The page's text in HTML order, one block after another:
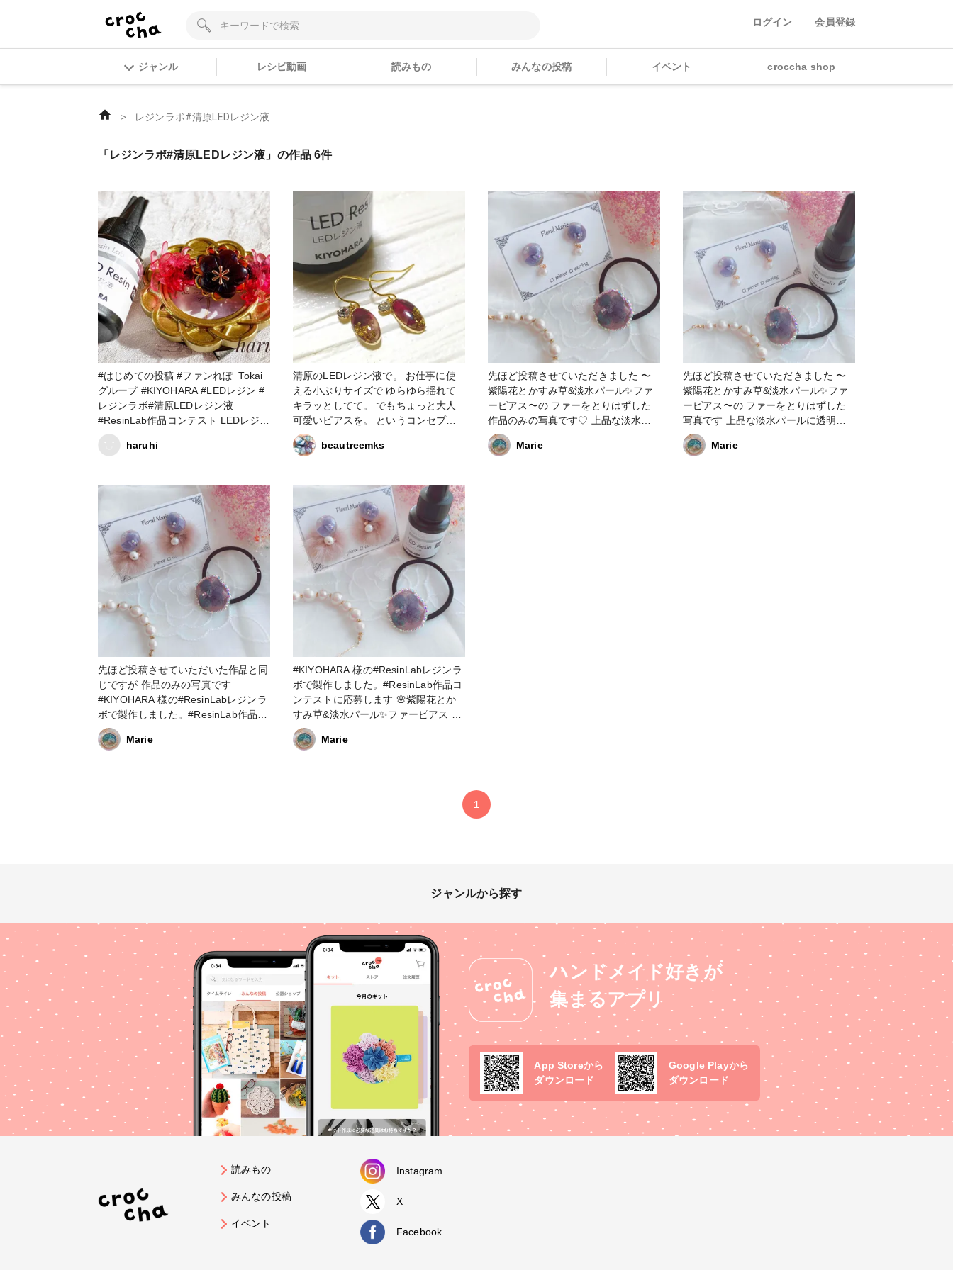
ログイン 会員登録
ジャンル レシピ動画 読みもの みんなの投稿 イベント croccha shop
＞ レジンラボ#清原LEDレジン液
「レジンラボ#清原LEDレジン液」の作品 6件
#はじめての投稿 #ファンれぽ_Tokai
グループ #KIYOHARA #LEDレジン #
レジンラボ#清原LEDレジン液
#ResinLab作品コンテスト LEDレジン
初挑戦💪 使いやすくて、色々加工が
しやすかったよ☺️
haruhi
清原のLEDレジン液で。 お仕事に使
える小ぶりサイズで ゆらゆら揺れて
キラッとしてて。 でもちょっと大人
可愛いピアスを。 というコンセプト
でした✨ #レジン#UVレジン #レジン
ラボ#清原LEDレジン液 #ピアス#お仕
beautreemks
先ほど投稿させていただきました 〜
紫陽花とかすみ草&淡水パール✨ファ
ーピアス〜の ファーをとりはずした
作品のみの写真です♡ 上品な淡水パ
ールに透明感のあるフラワーパールの
中で蝶々が舞いとても上品で可愛い💕
Marie
先ほど投稿させていただきました 〜
紫陽花とかすみ草&淡水パール✨ファ
ーピアス〜の ファーをとりはずした
写真です 上品な淡水パールに透明感
のあるフラワーパールの中で蝶々が舞
いとても上品で可愛い💕です
Marie
先ほど投稿させていただいた作品と同
じですが 作品のみの写真です
#KIYOHARA 様の#ResinLabレジンラ
ボで製作しました。#ResinLab作品コ
ンテストに応募します #ResinLab作
品コンテスト #UVレジン #レジン #は
Marie
#KIYOHARA 様の#ResinLabレジンラ
ボで製作しました。#ResinLab作品コ
ンテストに応募します 🌸紫陽花とか
すみ草&淡水パール✨ファーピアス 淡
いカラーの紫陽花が重なり合いパール
&かすみ草がアクセントに。揺れるク
♡セットでお使いいただけるととても
レジン液は硬化が早く透明感もあって
ツルツルに仕上がりました。背景に
少々くすみカラーを使いましたがクリ
ア感があるので封入したパールやお花
の透明感が際立ちすごく綺麗です。ア
クセサリー作りに今後も使用したいと
思います croccha様素敵な機会をいた
だきありがとうございました😌🌸
#ResinLab作品コンテスト #UVレジン
#レジン #はじめての投稿 #ピアス #
ドライフラワー #ヘアゴム #清原 #レ
ジンラボ#清原LEDレジン液
Marie
1
ジャンルから探す
ハンドメイド好きが
集まるアプリ
App Storeから
ダウンロード
Google Playから
ダウンロード
読みもの
みんなの投稿
イベント
Instagram
X
Facebook